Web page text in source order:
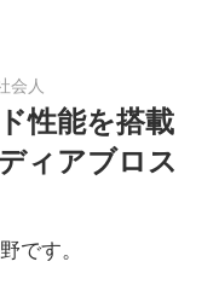
会人
ド性能を搭載
ィアブロス
です。